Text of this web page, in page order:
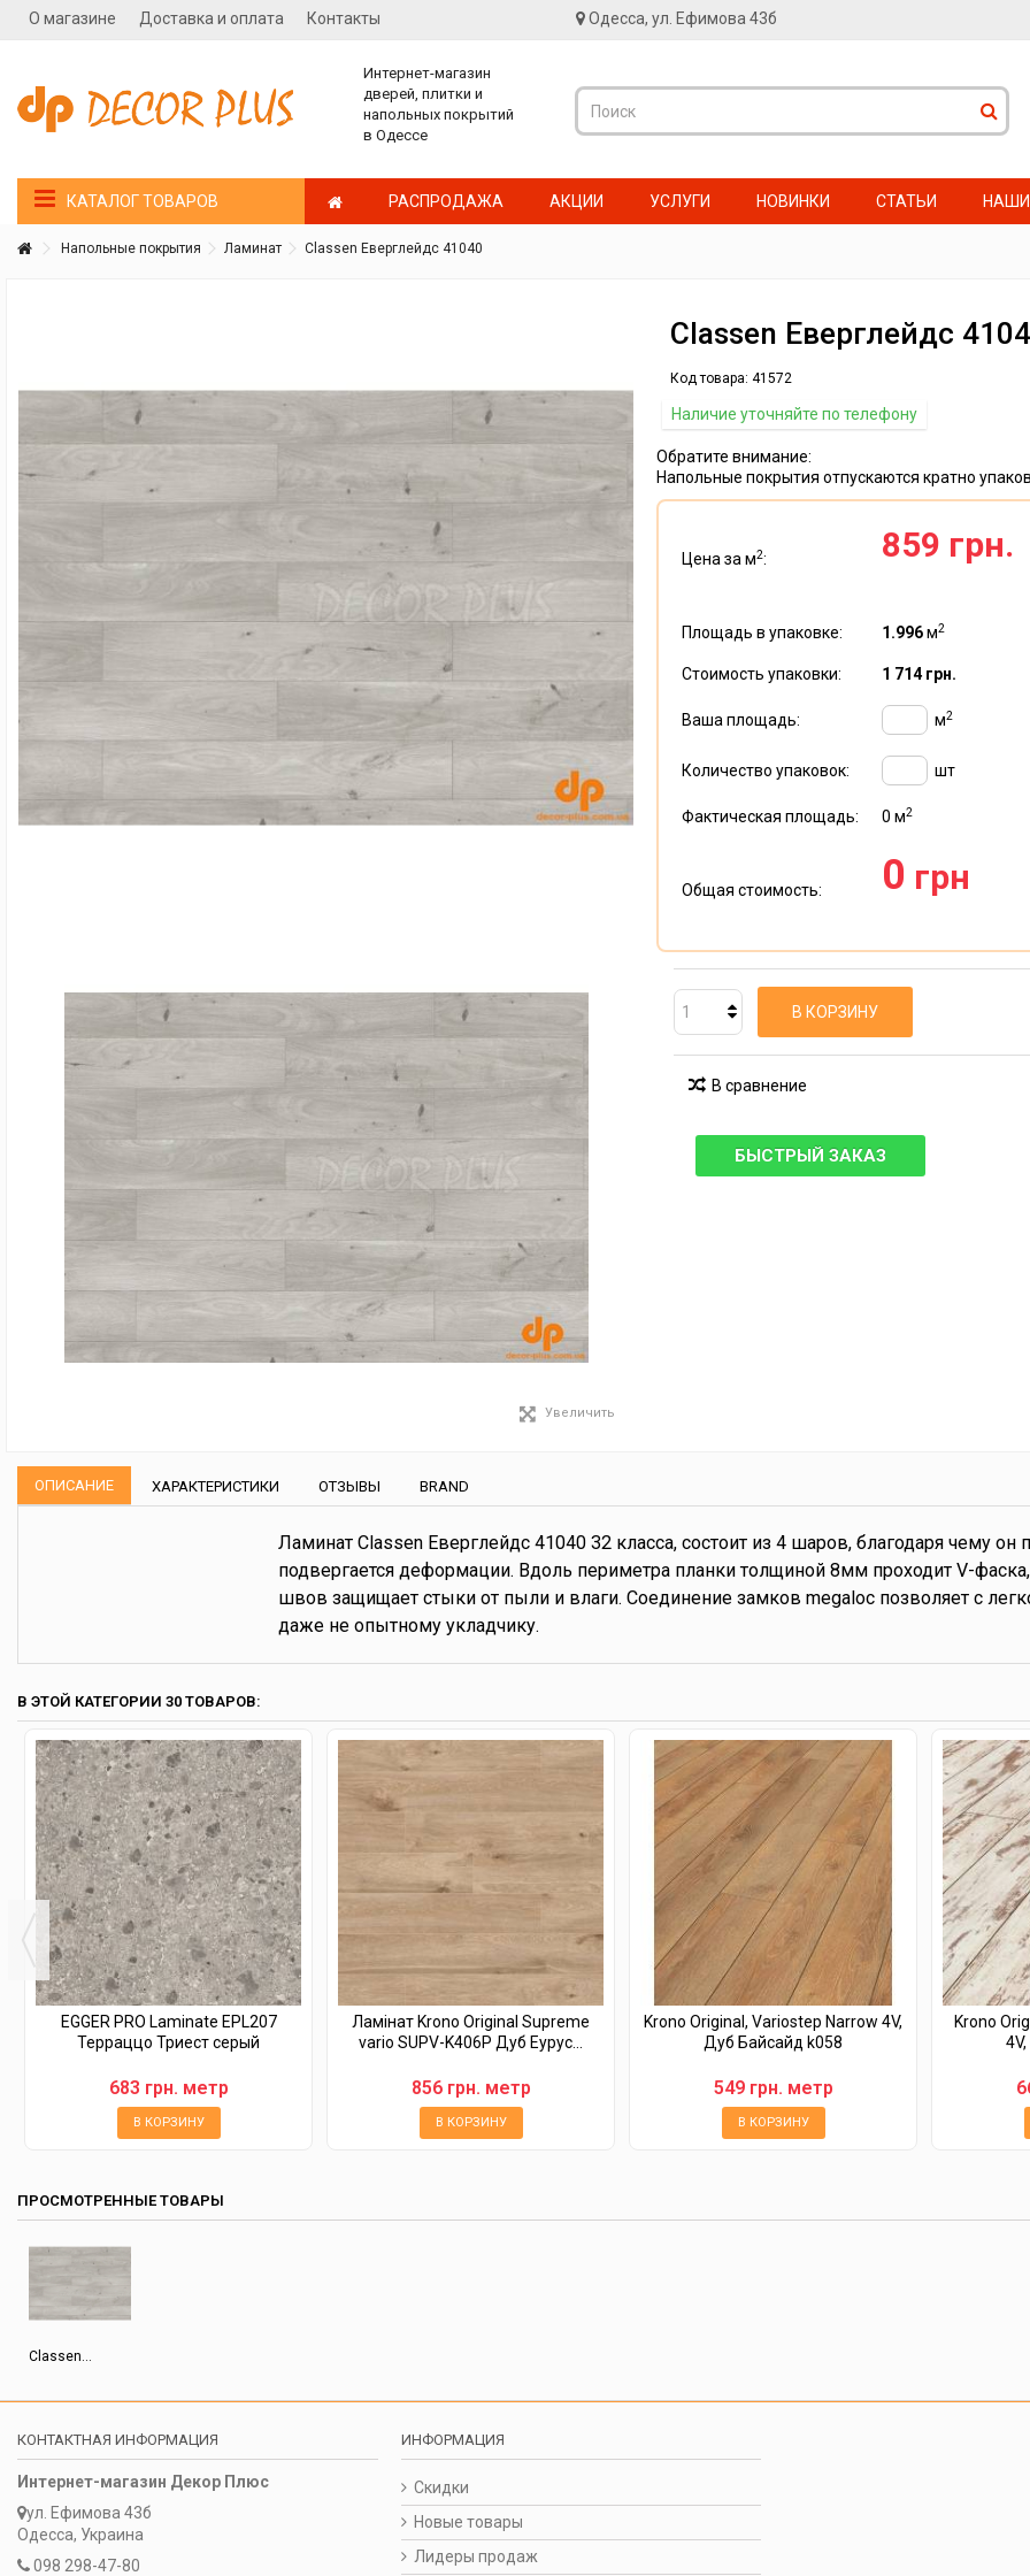
О магазине Доставка и оплата Контакты Одесса, ул. Ефимова 43б
Интернет-магазин
дверей, плитки и
напольных покрытий
в Одессе
КАТАЛОГ ТОВАРОВ РАСПРОДАЖА АКЦИИ УСЛУГИ НОВИНКИ СТАТЬИ
Напольные покрытия Ламинат Classen Еверглейдс 41040
Увеличить
Classen Еверглейдс
Код товара: 41572
Наличие уточняйте по телефону
Обратите внимание:
Напольные покрытия отпускаются кратно
Цена за м2: 859 грн.
Площадь в упаковке: 1.996м2
Стоимость упаковки: 1 714 грн.
Ваша площадь: м2
Количество упаковок: шт
Фактическая площадь: 0 м2
Общая стоимость: 0 грн
В КОРЗИНУ
В сравнение
БЫСТРЫЙ ЗАКАЗ
ОПИСАНИЕ ХАРАКТЕРИСТИКИ ОТЗЫВЫ BRAND
Ламинат Classen Еверглейдс 41040 32 класса, состоит из 4 шаров, благодаря чему
подвергается деформации. Вдоль периметра планки толщиной 8мм проходит V-фаска,
швов защищает стыки от пыли и влаги. Соединение замков megaloc позволяет с
даже не опытному укладчику.
В ЭТОЙ КАТЕГОРИИ 30 ТОВАРОВ:
EGGER PRO Laminate EPL207
Терраццо Триест серый
683 грн. метр
В КОРЗИНУ
Ламінат Krono Original Supreme
vario SUPV-K406P Дуб Еурус...
856 грн. метр
В КОРЗИНУ
Krono Original, Variostep Narrow 4V,
Дуб Байсайд k058
549 грн. метр
В КОРЗИНУ
Krono
ПРОСМОТРЕННЫЕ ТОВАРЫ
Classen...
КОНТАКТНАЯ ИНФОРМАЦИЯ
Интернет-магазин Декор Плюс
ул. Ефимова 43б
Одесса, Украина
098 298-47-80
ИНФОРМАЦИЯ
Скидки
Новые товары
Лидеры продаж